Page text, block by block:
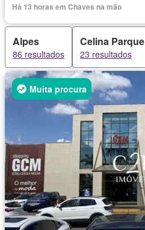
Há 13 horas em Chaves na mão
Alpes
86 resultados
Celina Parque
23 resultados
Muita procura